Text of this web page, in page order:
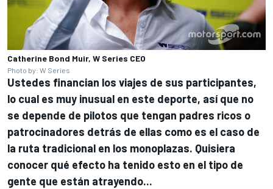
Catherine Bond Muir, W Series CEO
Photo by: W Series
Ustedes financian los viajes de sus participantes,
lo cual es muy inusual en este deporte, así que no
se depende de pilotos que tengan padres ricos o
patrocinadores detrás de ellas como es el caso de
la ruta tradicional en los monoplazas. Quisiera
conocer qué efecto ha tenido esto en el tipo de
gente que están atrayendo...